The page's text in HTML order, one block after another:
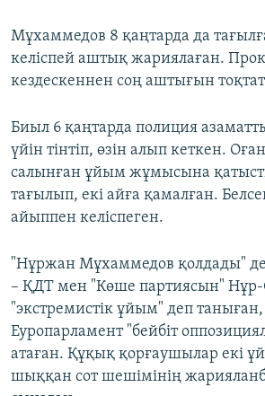
Мұхаммедов 8 қаңтарда да
келіспей аштық жариялаған.
кездескеннен соң аштығын
Биыл 6 қаңтарда полиция
үйін тінтіп, өзін алып кеткен.
салынған ұйым жұмысына
тағылып, екі айға қамалған.
айыппен келіспеген.
"Нұржан Мұхаммедов қолдады"
– ҚДТ мен "Көше партиясын" Нұр-
"экстремистік ұйым" деп таныған,
Еуропарламент "бейбіт
атаған. Құқық қорғаушылар екі
шыққан сот шешімінің